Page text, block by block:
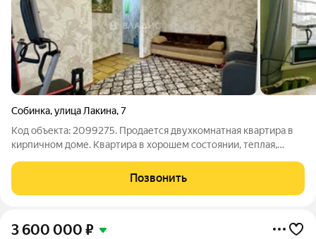
Собинка,улица Лакина,7
Код объекта: 2099275. Продается двухкомнатная квартира в
кирпичном доме. Квартира в хорошем состоянии, теплая,
кухня, висит газовая колонка, окна пвх, застекленный балкон.
Хорошие соседи,
Позвонить
3 600 000 ₽